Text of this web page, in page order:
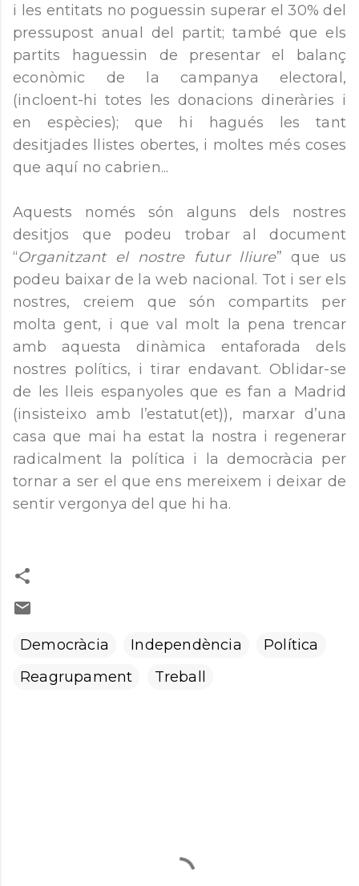
i les entitats no poguessin superar el 30% del
pressupost anual del partit; també que els
partits haguessin de presentar el balanç
econòmic de la campanya electoral,
(incloent-hi totes les donacions dineràries i
en espècies); que hi hagués les tant
desitjades llistes obertes, i moltes més coses
que aquí no cabrien...
Aquests només són alguns dels nostres
desitjos que podeu trobar al document
“Organitzant el nostre futur lliure” que us
podeu baixar de la web nacional. Tot i ser els
nostres, creiem que són compartits per
molta gent, i que val molt la pena trencar
amb aquesta dinàmica entaforada dels
nostres polítics, i tirar endavant. Oblidar-se
de les lleis espanyoles que es fan a Madrid
(insisteixo amb l’estatut(et)), marxar d’una
casa que mai ha estat la nostra i regenerar
radicalment la política i la democràcia per
tornar a ser el que ens mereixem i deixar de
sentir vergonya del que hi ha.
Democràcia Independència
Política
Reagrupament
Treball